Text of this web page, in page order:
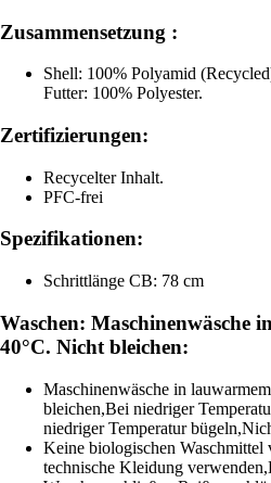
Zusammensetzung :
Shell: 100% Polyamid
Futter: 100% Polyester.
Zertifizierungen:
Recycelter Inhalt.
PFC-frei
Spezifikationen:
Schrittlänge CB: 78 cm
Waschen: Maschinenwäsche
40°C. Nicht bleichen:
Maschinenwäsche in
bleichen,Bei niedriger
niedriger Temperatur
Keine biologischen Waschmittel
technische Kleidung